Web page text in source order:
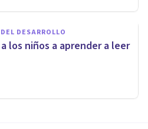
DESARROLLO
los niños a aprender a leer